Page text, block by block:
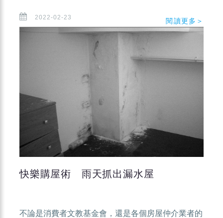
2022-02-23 閱讀更多＞
快樂購屋術 雨天抓出漏水屋
不論是消費者文教基金會，還是各個房屋仲介業者的